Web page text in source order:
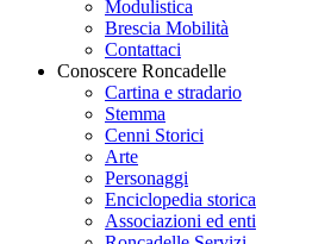
Modulistica
Brescia Mobilità
Contattaci
Conoscere Roncadelle
Cartina e stradario
Stemma
Cenni Storici
Arte
Personaggi
Enciclopedia storica
Associazioni ed enti